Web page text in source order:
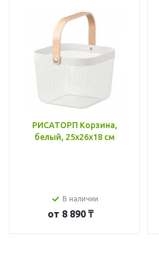
РИСАТОРП Корзина,
белый, 25x26x18 см
В наличии
от 8 890 ₸